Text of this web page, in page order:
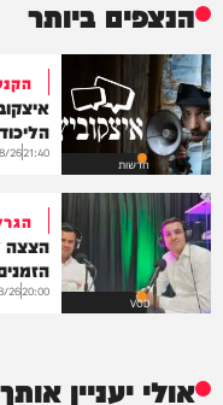
הנצפים ביותר
חדשות
21:40
26
VOD
20:00
26
אולי יעניין